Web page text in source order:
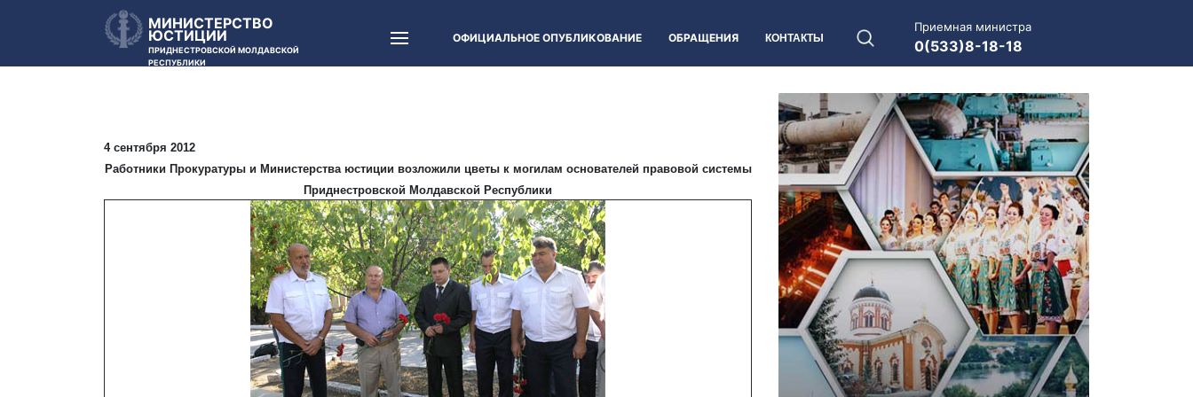
МИНИСТЕРСТВО
ЮСТИЦИИ
ПРИДНЕСТРОВСКОЙ МОЛДАВСКОЙ
РЕСПУБЛИКИ
ОФИЦИАЛЬНОЕ ОПУБЛИКОВАНИЕ ОБРАЩЕНИЯ КОНТАКТЫ
Приемная министра
0(533)8-18-18
4 сентября 2012
Работники Прокуратуры и Министерства юстиции возложили цветы к могилам основателей правовой системы
Приднестровской Молдавской Республики